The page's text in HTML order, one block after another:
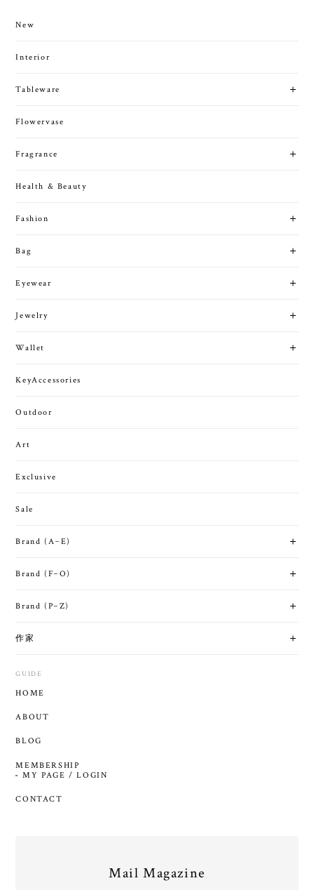
New
Interior
Tableware
Flowervase
Fragrance
Health & Beauty
Fashion
Bag
Eyewear
Jewelry
Wallet
KeyAccessories
Outdoor
Art
Exclusive
Sale
Brand (A~E)
Brand (F~O)
Brand (P~Z)
作家
GUIDE
HOME
ABOUT
BLOG
MEMBERSHIP
MY PAGE / LOGIN
CONTACT
Mail Magazine